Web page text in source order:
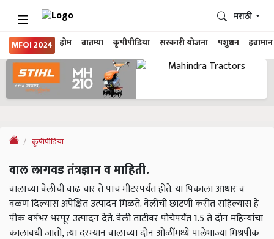
MFOI 2024 होम बातम्या कृषीपीडिया सरकारी योजना पशुधन हवामान
मराठी
कृषीपीडिया
वाल लागवड तंत्रज्ञान व माहिती.
वालाच्या वेलीची वाढ चार ते पाच मीटरपर्यंत होते. या पिकाला आधार व
वळण दिल्यास अपेक्षित उत्पादन मिळते. वेलींची छाटणी करीत राहिल्यास हे
पीक वर्षभर भरपूर उत्पादन देते. वेली ताटीवर पोचेपर्यंत 1.5 ते दोन महिन्यांचा
कालावधी जातो, त्या दरम्यान वालाच्या दोन ओळींमध्ये पालेभाज्या मिश्रपीक